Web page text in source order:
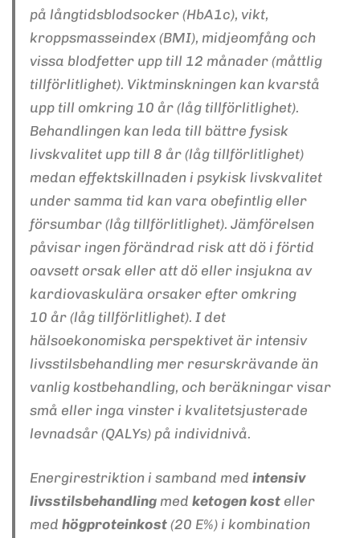
på långtidsblodsocker (HbA1c), vikt,
kroppsmasseindex (BMI), midjeomfång och
vissa blodfetter upp till 12 månader (måttlig
tillförlitlighet). Viktminskningen kan kvarstå
upp till omkring 10 år (låg tillförlitlighet).
Behandlingen kan leda till bättre fysisk
livskvalitet upp till 8 år (låg tillförlitlighet)
medan effektskillnaden i psykisk livskvalitet
under samma tid kan vara obefintlig eller
försumbar (låg tillförlitlighet). Jämförelsen
påvisar ingen förändrad risk att dö i förtid
oavsett orsak eller att dö eller insjukna av
kardiovaskulära orsaker efter omkring
10 år (låg tillförlitlighet). I det
hälsoekonomiska perspektivet är intensiv
livsstilsbehandling mer resurskrävande än
vanlig kostbehandling, och beräkningar visar
små eller inga vinster i kvalitetsjusterade
levnadsår (QALYs) på individnivå.
Energirestriktion i samband med intensiv
livsstilsbehandlingmed ketogen kosteller
med högproteinkost(20 E%) i kombination